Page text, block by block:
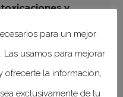
y
el desarrollo del
del
para un mejor
usamos para mejorar
ofrecerte la información,
exclusivamente de tu